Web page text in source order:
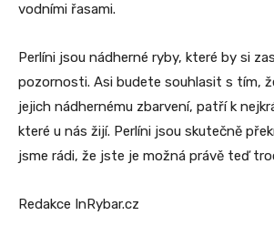
vodními řasami.
Perlíni jsou nádherné ryby, které by si
pozornosti. Asi budete souhlasit s tím,
jejich nádhernému zbarvení, patří k
které u nás žijí. Perlíni jsou skutečně
jsme rádi, že jste je možná právě teď
Redakce InRybar.cz